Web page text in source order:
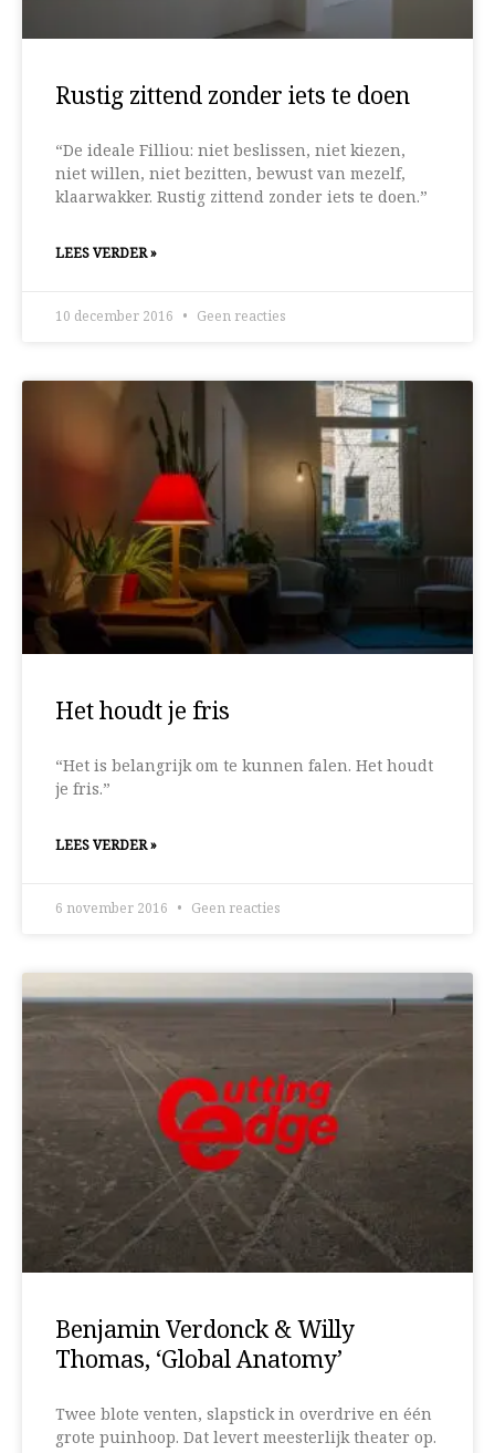
Rustig zittend zonder iets te doen
“De ideale Filliou: niet beslissen, niet kiezen,
niet willen, niet bezitten, bewust van mezelf,
klaarwakker. Rustig zittend zonder iets te doen.”
LEES VERDER »
10 december 2016 Geen reacties
Het houdt je fris
“Het is belangrijk om te kunnen falen. Het houdt
je fris.”
LEES VERDER »
6 november 2016 Geen reacties
Benjamin Verdonck & Willy
Thomas, ‘Global Anatomy’
Twee blote venten, slapstick in overdrive en één
grote puinhoop. Dat levert meesterlijk theater op.